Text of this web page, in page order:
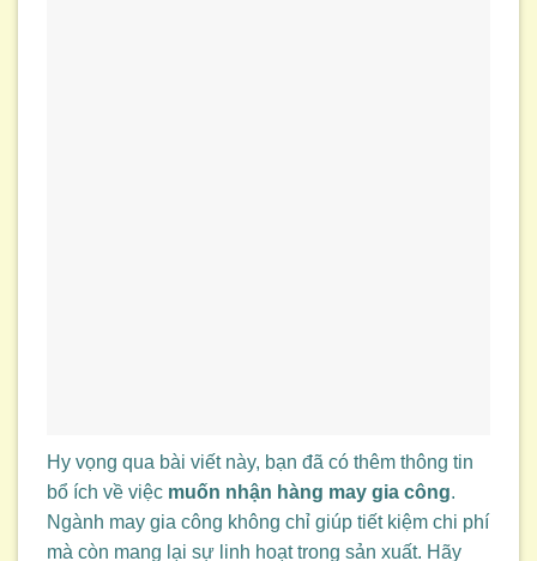
Hy vọng qua bài viết này, bạn đã có thêm thông tin
bổ ích về việc muốn nhận hàng may gia công.
Ngành may gia công không chỉ giúp tiết kiệm chi phí
mà còn mang lại sự linh hoạt trong sản xuất. Hãy